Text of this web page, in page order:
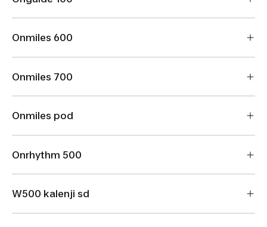
Onmiles 600
Onmiles 700
Onmiles pod
Onrhythm 500
W500 kalenji sd